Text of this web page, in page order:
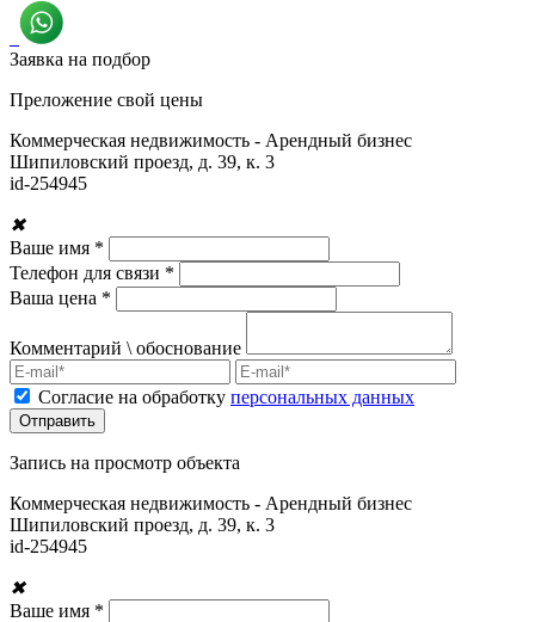
Заявка на подбор
Преложение свой цены
Коммерческая недвижимость - Арендный бизнес
Шипиловский проезд, д. 39, к. 3
id-254945
✖
Ваше имя *
Телефон для связи *
Ваша цена *
Комментарий \ обоснование
Согласие на обработку персональных данных
Запись на просмотр объекта
Коммерческая недвижимость - Арендный бизнес
Шипиловский проезд, д. 39, к. 3
id-254945
✖
Ваше имя *